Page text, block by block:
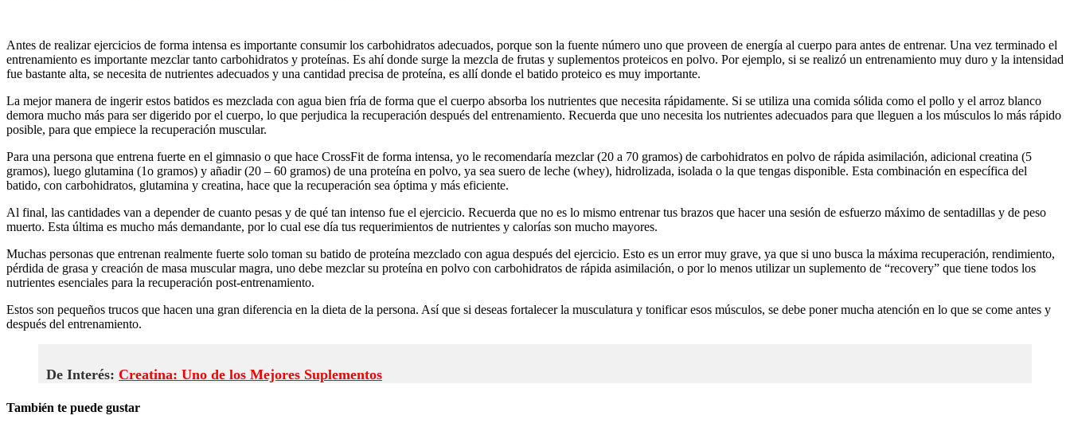
Antes de realizar ejercicios de forma intensa es importante consumir los carbohidratos adecuados, porque son la fuente número uno que proveen de energía al cuerpo para antes de entrenar. Una vez terminado el
entrenamiento es importante mezclar tanto carbohidratos y proteínas. Es ahí donde surge la mezcla de frutas y suplementos proteicos en polvo. Por ejemplo, si se realizó un entrenamiento muy duro y la intensidad
fue bastante alta, se necesita de nutrientes adecuados y una cantidad precisa de proteína, es allí donde el batido proteico es muy importante.
La mejor manera de ingerir estos batidos es mezclada con agua bien fría de forma que el cuerpo absorba los nutrientes que necesita rápidamente. Si se utiliza una comida sólida como el pollo y el arroz blanco
demora mucho más para ser digerido por el cuerpo, lo que perjudica la recuperación después del entrenamiento. Recuerda que uno necesita los nutrientes adecuados para que lleguen a los músculos lo más rápido
posible, para que empiece la recuperación muscular.
Para una persona que entrena fuerte en el gimnasio o que hace CrossFit de forma intensa, yo le recomendaría mezclar (20 a 70 gramos) de carbohidratos en polvo de rápida asimilación, adicional creatina (5
gramos), luego glutamina (1o gramos) y añadir (20 – 60 gramos) de una proteína en polvo, ya sea suero de leche (whey), hidrolizada, isolada o la que tengas disponible. Esta combinación en específica del
batido, con carbohidratos, glutamina y creatina, hace que la recuperación sea óptima y más eficiente.
Al final, las cantidades van a depender de cuanto pesas y de qué tan intenso fue el ejercicio. Recuerda que no es lo mismo entrenar tus brazos que hacer una sesión de esfuerzo máximo de sentadillas y de peso
muerto. Esta última es mucho más demandante, por lo cual ese día tus requerimientos de nutrientes y calorías son mucho mayores.
Muchas personas que entrenan realmente fuerte solo toman su batido de proteína mezclado con agua después del ejercicio. Esto es un error muy grave, ya que si uno busca la máxima recuperación, rendimiento,
pérdida de grasa y creación de masa muscular magra, uno debe mezclar su proteína en polvo con carbohidratos de rápida asimilación, o por lo menos utilizar un suplemento de “recovery” que tiene todos los
nutrientes esenciales para la recuperación post-entrenamiento.
Estos son pequeños trucos que hacen una gran diferencia en la dieta de la persona. Así que si deseas fortalecer la musculatura y tonificar esos músculos, se debe poner mucha atención en lo que se come antes y
después del entrenamiento.
De Interés: Creatina: Uno de los Mejores Suplementos
También te puede gustar